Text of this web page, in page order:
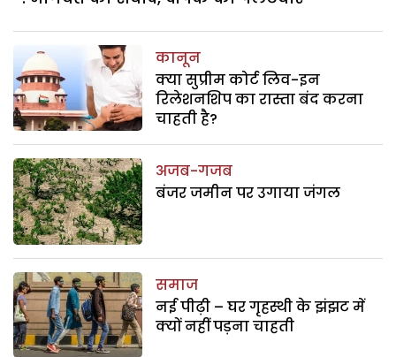
कानून
क्या सुप्रीम कोर्ट लिव-इन
रिलेशनशिप का रास्ता बंद करना
चाहती है?
अजब-गजब
बंजर जमीन पर उगाया जंगल
समाज
नई पीढ़ी – घर गृहस्थी के झंझट में
क्यों नहीं पड़ना चाहती